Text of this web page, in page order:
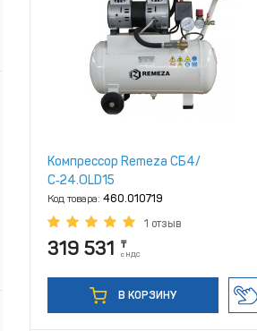
Компрессор Remeza СБ4/
С‑24.OLD15
Код товара: 460.010719
1 отзыв
319 531 ₸
с НДС
В КОРЗИНУ